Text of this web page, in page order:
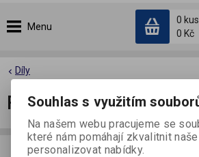
Menu
0
0 Kč
Díly
Formát A5
Souhlas s využitím
Na našem webu pracujeme se
které nám pomáhají zkvalitnit
personalizovat nabídky.